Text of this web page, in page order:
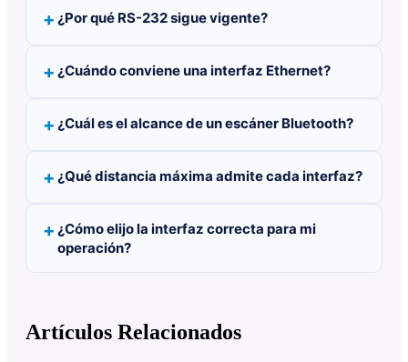
¿Por qué RS-232 sigue vigente?
¿Cuándo conviene una interfaz Ethernet?
¿Cuál es el alcance de un escáner Bluetooth?
¿Qué distancia máxima admite cada interfaz?
¿Cómo elijo la interfaz correcta para mi
operación?
Artículos Relacionados